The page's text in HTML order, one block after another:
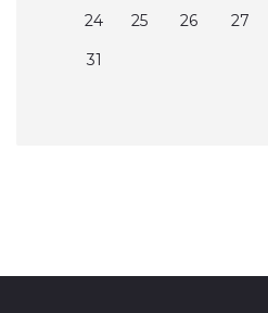
24
25 26 27
31